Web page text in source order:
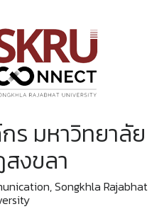
ร มหาวิทยาลัย
งขลา
Songkhla Rajabhat